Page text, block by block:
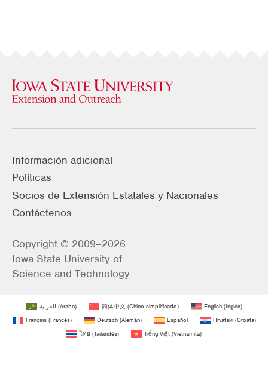
Información adicional
Políticas
Socios de Extensión Estatales y Nacionales
Contáctenos
Copyright © 2009–2026
Iowa State University of
Science and Technology
العربية (Árabe) 简体中文(Chino simplificado) English(Inglés)
Français(Francés) Deutsch(Alemán) Español Hrvatski(Croata)
ไทย (Tailandés) Tiếng Việt (Vietnamita)